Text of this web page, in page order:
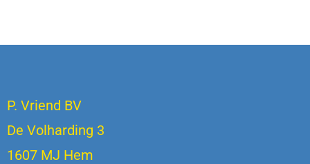
P. Vriend BV
De Volharding 3
1607 MJ Hem